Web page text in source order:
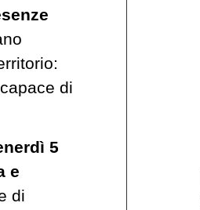
di
5
e
di